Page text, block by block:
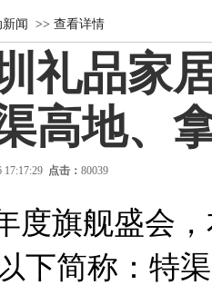
闻 >> 查看详情
礼品家
高地、
17:17:29 点击： 80039
旗舰盛会，
下简称：特